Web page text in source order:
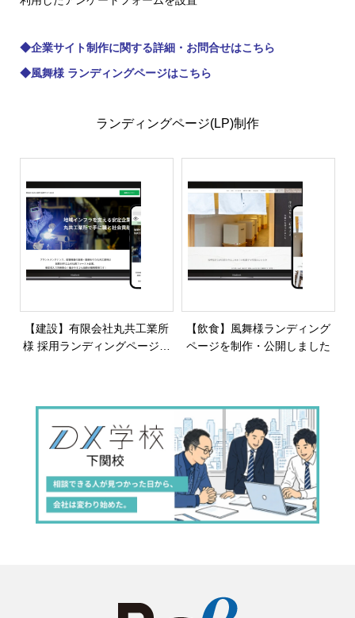
◆企業サイト制作に関する詳細・お問合せはこちら
◆風舞様 ランディングページはこちら
ランディングページ(LP)制作
【建設】有限会社丸共工業所
様 採用ランディングページを
【飲食】風舞様ランディング
ページを制作・公開しました